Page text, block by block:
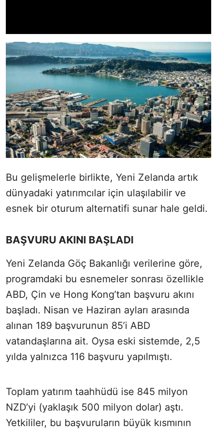
Bu gelişmelerle birlikte, Yeni Zelanda artık
dünyadaki yatırımcılar için ulaşılabilir ve
esnek bir oturum alternatifi sunar hale geldi.
BAŞVURU AKINI BAŞLADI
Yeni Zelanda Göç Bakanlığı verilerine göre,
programdaki bu esnemeler sonrası özellikle
ABD, Çin ve Hong Kong’tan başvuru akını
başladı. Nisan ve Haziran ayları arasında
alınan 189 başvurunun 85’i ABD
vatandaşlarına ait. Oysa eski sistemde, 2,5
yılda yalnızca 116 başvuru yapılmıştı.
Toplam yatırım taahhüdü ise 845 milyon
NZD’yi (yaklaşık 500 milyon dolar) aştı.
Yetkililer, bu başvuruların büyük kısmının